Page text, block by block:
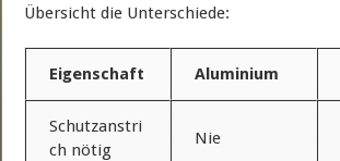
Übersicht die Unterschiede:
Eigenschaft Aluminium
Schutzanstri
ch nötig
Nie